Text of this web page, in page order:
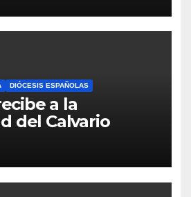
DIÓCESIS ESPAÑOLAS
a la
del Calvario